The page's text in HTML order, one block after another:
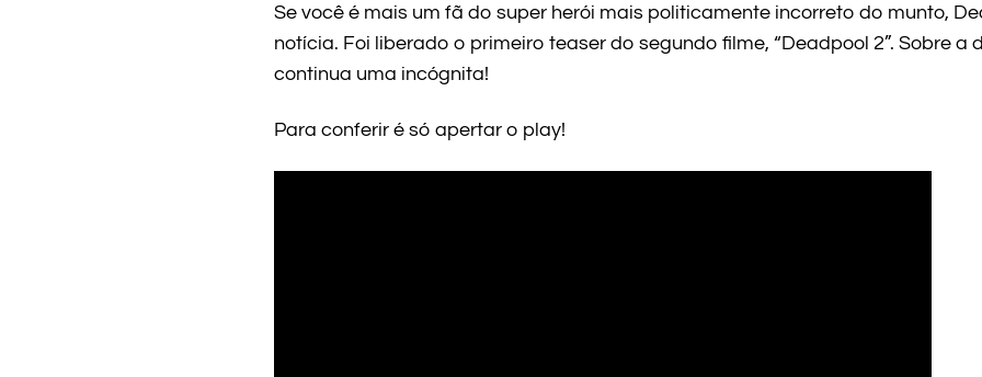
Se você é mais um fã do super herói mais politicamente incorreto do munto,
notícia. Foi liberado o primeiro teaser do segundo filme, “Deadpool 2”. Sobre a
continua uma incógnita!
Para conferir é só apertar o play!